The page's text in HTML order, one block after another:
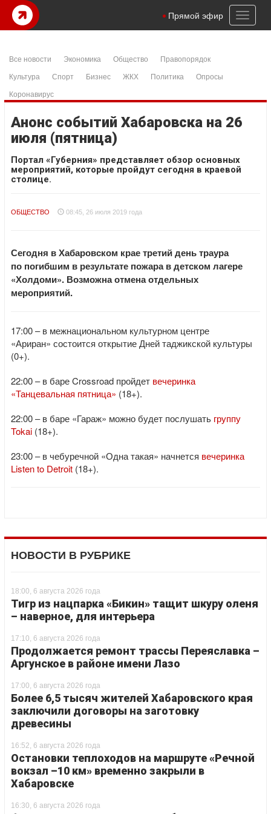
Toggle
Прямой эфир
Все новости Экономика Общество
Правопорядок
Культура
Спорт Бизнес ЖКХ Политика
Опросы
Коронавирус
Анонс событий Хабаровска на 26
июля (пятница)
Портал «Губерния» представляет обзор основных
мероприятий, которые пройдут сегодня в краевой
столице.
ОБЩЕСТВО 08:45, 26 июля 2019 года
Сегодня в Хабаровском крае третий день траура
по погибшим в результате пожара в детском лагере
«Холдоми». Возможна отмена отдельных
мероприятий.
17:00 – в межнациональном культурном центре
«Ариран» состоится открытие Дней таджикской культуры
(0+).
22:00 – в баре Crossroad пройдет вечеринка
«Танцевальная пятница» (18+).
22:00 – в баре «Гараж» можно будет послушать группу
Tokai (18+).
23:00 – в чебуречной «Одна такая» начнется вечеринка
Listen to Detroit (18+).
НОВОСТИ В РУБРИКЕ
18:00, 6 августа 2026 года
Тигр из нацпарка «Бикин» тащит шкуру оленя
– наверное, для интерьера
17:10, 6 августа 2026 года
Продолжается ремонт трассы Переяславка –
Аргунское в районе имени Лазо
17:00, 6 августа 2026 года
Более 6,5 тысяч жителей Хабаровского края
заключили договоры на заготовку
древесины
16:52, 6 августа 2026 года
Остановки теплоходов на маршруте «Речной
вокзал –10 км» временно закрыли в
Хабаровске
16:30, 6 августа 2026 года